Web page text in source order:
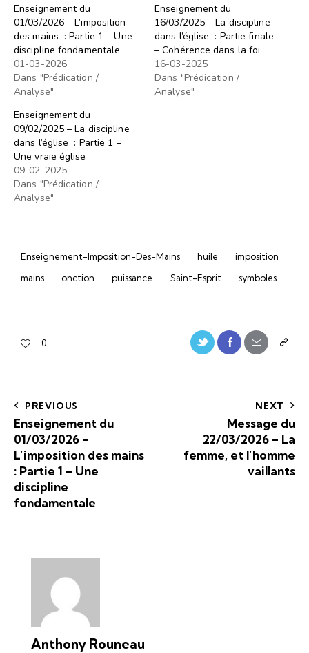
Enseignement du
01/03/2026 – L’imposition
des mains : Partie 1 – Une
discipline fondamentale
01-03-2026
Dans "Prédication /
Analyse"
Enseignement du
16/03/2025 – La discipline
dans l’église : Partie finale
– Cohérence dans la foi
16-03-2025
Dans "Prédication /
Analyse"
Enseignement du
09/02/2025 – La discipline
dans l’église : Partie 1 –
Une vraie église
09-02-2025
Dans "Prédication /
Analyse"
Enseignement-Imposition-Des-Mains huile
imposition
mains
onction puissance Saint-Esprit symboles
0
PREVIOUS
Enseignement du
01/03/2026 –
L’imposition des mains
: Partie 1 – Une
discipline
fondamentale
NEXT
Message du
22/03/2026 – La
femme, et l’homme
vaillants
Anthony Rouneau